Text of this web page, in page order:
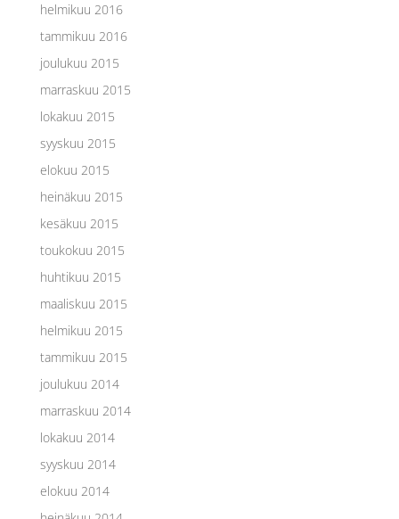
helmikuu 2016
tammikuu 2016
joulukuu 2015
marraskuu 2015
lokakuu 2015
syyskuu 2015
elokuu 2015
heinäkuu 2015
kesäkuu 2015
toukokuu 2015
huhtikuu 2015
maaliskuu 2015
helmikuu 2015
tammikuu 2015
joulukuu 2014
marraskuu 2014
lokakuu 2014
syyskuu 2014
elokuu 2014